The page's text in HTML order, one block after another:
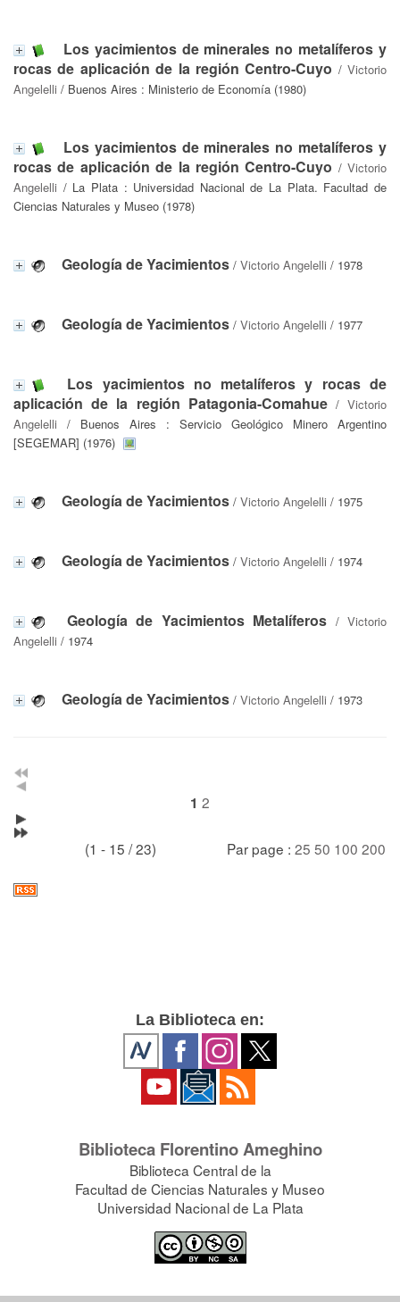
Los yacimientos de minerales no metalíferos y
rocas de aplicación de la región Centro-Cuyo / Victorio
Angelelli / Buenos Aires : Ministerio de Economía (1980)
Los yacimientos de minerales no metalíferos y
rocas de aplicación de la región Centro-Cuyo / Victorio
Angelelli / La Plata : Universidad Nacional de La Plata. Facultad de
Ciencias Naturales y Museo (1978)
Geología de Yacimientos / Victorio Angelelli / 1978
Geología de Yacimientos / Victorio Angelelli / 1977
Los yacimientos no metalíferos y rocas de
aplicación de la región Patagonia-Comahue/Victorio
Angelelli / Buenos Aires : Servicio Geológico Minero Argentino
[SEGEMAR] (1976)
Geología de Yacimientos / Victorio Angelelli / 1975
Geología de Yacimientos / Victorio Angelelli / 1974
Geología de Yacimientos Metalíferos / Victorio
Angelelli / 1974
Geología de Yacimientos / Victorio Angelelli / 1973
1 2
(1 - 15 / 23) Par page : 25 50 100 200
La Biblioteca en:
Biblioteca Florentino Ameghino
Biblioteca Central de la
Facultad de Ciencias Naturales y Museo
Universidad Nacional de La Plata